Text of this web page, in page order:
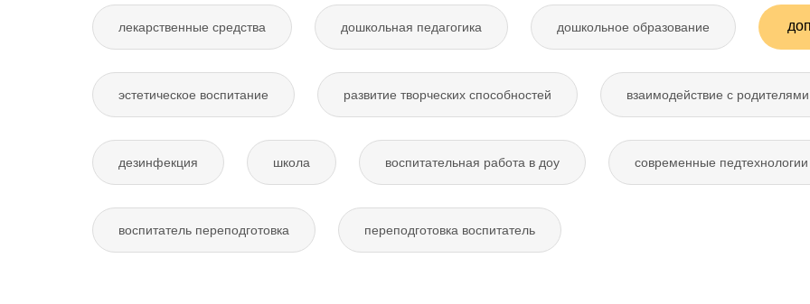
лекарственные средства дошкольная педагогика дошкольное образование
эстетическое воспитание развитие творческих способностей взаимодействие с родителями
дезинфекция школа воспитательная работа в доу современные
воспитатель переподготовка переподготовка воспитатель